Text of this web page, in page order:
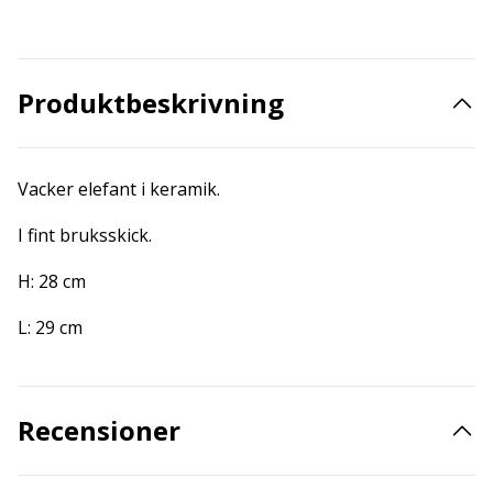
Produktbeskrivning
Vacker elefant i keramik.
I fint bruksskick.
H: 28 cm
L: 29 cm
Recensioner